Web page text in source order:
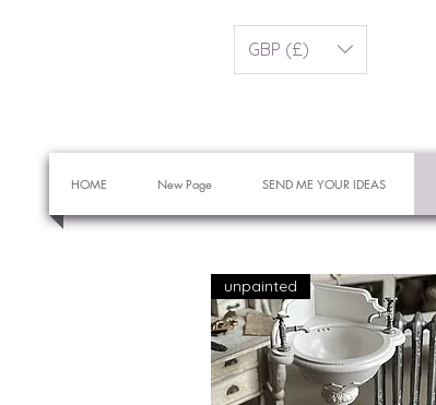
GBP (£)
HOME New Page SEND ME YOUR IDEAS
unpainted